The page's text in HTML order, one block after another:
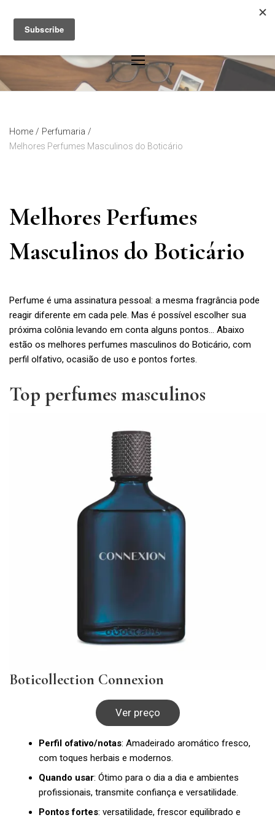
content
Home / Perfumaria /
Melhores Perfumes Masculinos do Boticário
Melhores Perfumes
Masculinos do Boticário
Perfume é uma assinatura pessoal: a mesma fragrância pode
reagir diferente em cada pele. Mas é possível escolher sua
próxima colônia levando em conta alguns pontos… Abaixo
estão os melhores perfumes masculinos do Boticário, com
perfil olfativo, ocasião de uso e pontos fortes.
Top perfumes masculinos
Boticollection Connexion
Ver preço
Perfil ofativo/notas: Amadeirado aromático fresco,
com toques herbais e modernos.
Quando usar: Ótimo para o dia a dia e ambientes
profissionais, transmite confiança e versatilidade.
Pontos fortes: versatilidade, frescor equilibrado e